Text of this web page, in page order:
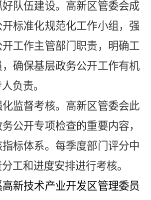
好队伍建设。 高新区管委会成
标准化规范化工作小组，强
工作主管部门职责，明确工
确保基层政务公开工作有机
负责。
化监督考核。 高新区管委会此
公开专项检查的重要内容，
标体系。每季度部门评分中
工和进度安排进行考核。
高新技术产业开发区管理委员